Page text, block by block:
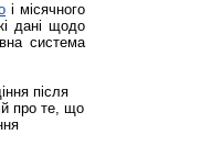
і місячного
дані щодо
система
після
про те, що